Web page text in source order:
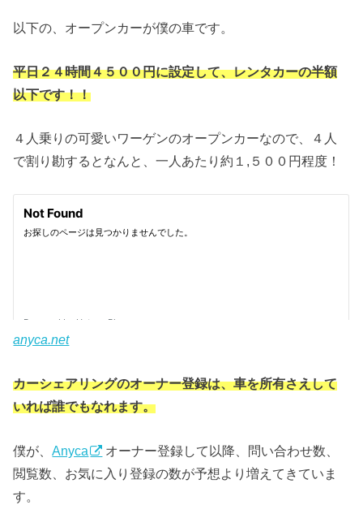
以下の、オープンカーが僕の車です。
平日２４時間４５００円に設定して、レンタカーの半額
以下です！！
４人乗りの可愛いワーゲンのオープンカーなので、４人
で割り勘するとなんと、一人あたり約１,５００円程度！
anyca.net
カーシェアリングのオーナー登録は、車を所有さえして
いれば誰でもなれます。
僕が、 Anyca
オーナー登録して以降、問い合わせ数、
閲覧数、お気に入り登録の数が予想より増えてきていま
す。